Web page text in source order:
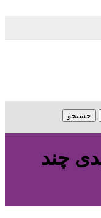
جستجو
چند